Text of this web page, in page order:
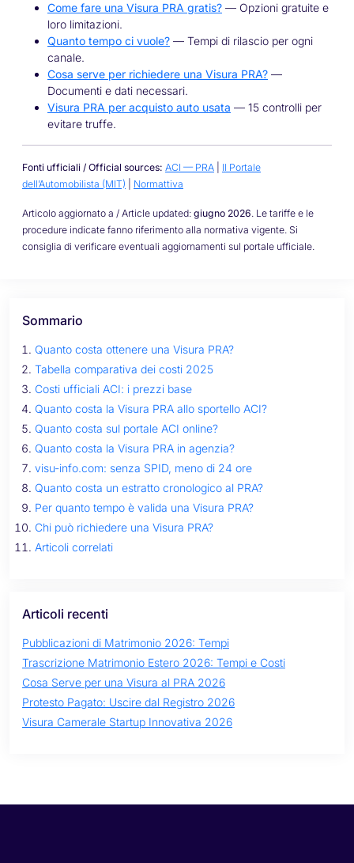
Come fare una Visura PRA gratis? — Opzioni gratuite e
loro limitazioni.
Quanto tempo ci vuole? — Tempi di rilascio per ogni
canale.
Cosa serve per richiedere una Visura PRA? —
Documenti e dati necessari.
Visura PRA per acquisto auto usata — 15 controlli per
evitare truffe.
Fonti ufficiali / Official sources: ACI — PRA
Il Portale
dell’Automobilista (MIT)
Normattiva
Articolo aggiornato a / Article updated: giugno 2026. Le tariffe e le
procedure indicate fanno riferimento alla normativa vigente. Si
consiglia di verificare eventuali aggiornamenti sul portale ufficiale.
Sommario
Quanto costa ottenere una Visura PRA?
Tabella comparativa dei costi 2025
Costi ufficiali ACI: i prezzi base
Quanto costa la Visura PRA allo sportello ACI?
Quanto costa sul portale ACI online?
Quanto costa la Visura PRA in agenzia?
visu-info.com: senza SPID, meno di 24 ore
Quanto costa un estratto cronologico al PRA?
Per quanto tempo è valida una Visura PRA?
Chi può richiedere una Visura PRA?
Articoli correlati
Articoli recenti
Pubblicazioni di Matrimonio 2026: Tempi
Trascrizione Matrimonio Estero 2026: Tempi e Costi
Cosa Serve per una Visura al PRA 2026
Protesto Pagato: Uscire dal Registro 2026
Visura Camerale Startup Innovativa 2026